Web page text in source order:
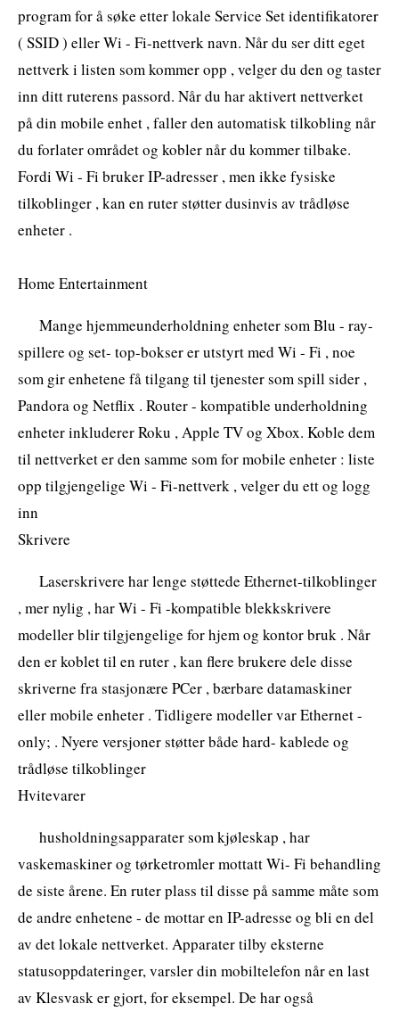
program for å søke etter lokale Service Set identifikatorer
( SSID ) eller Wi - Fi-nettverk navn. Når du ser ditt eget
nettverk i listen som kommer opp , velger du den og taster
inn ditt ruterens passord. Når du har aktivert nettverket
på din mobile enhet , faller den automatisk tilkobling når
du forlater området og kobler når du kommer tilbake.
Fordi Wi - Fi bruker IP-adresser , men ikke fysiske
tilkoblinger , kan en ruter støtter dusinvis av trådløse
enheter .
Home Entertainment
Mange hjemmeunderholdning enheter som Blu - ray-
spillere og set- top-bokser er utstyrt med Wi - Fi , noe
som gir enhetene få tilgang til tjenester som spill sider ,
Pandora og Netflix . Router - kompatible underholdning
enheter inkluderer Roku , Apple TV og Xbox. Koble dem
til nettverket er den samme som for mobile enheter : liste
opp tilgjengelige Wi - Fi-nettverk , velger du ett og logg
inn
Skrivere
Laserskrivere har lenge støttede Ethernet-tilkoblinger
, mer nylig , har Wi - Fi -kompatible blekkskrivere
modeller blir tilgjengelige for hjem og kontor bruk . Når
den er koblet til en ruter , kan flere brukere dele disse
skriverne fra stasjonære PCer , bærbare datamaskiner
eller mobile enheter . Tidligere modeller var Ethernet -
only; . Nyere versjoner støtter både hard- kablede og
trådløse tilkoblinger
Hvitevarer
husholdningsapparater som kjøleskap , har
vaskemaskiner og tørketromler mottatt Wi- Fi behandling
de siste årene. En ruter plass til disse på samme måte som
de andre enhetene - de mottar en IP-adresse og bli en del
av det lokale nettverket. Apparater tilby eksterne
statusoppdateringer, varsler din mobiltelefon når en last
av Klesvask er gjort, for eksempel. De har også